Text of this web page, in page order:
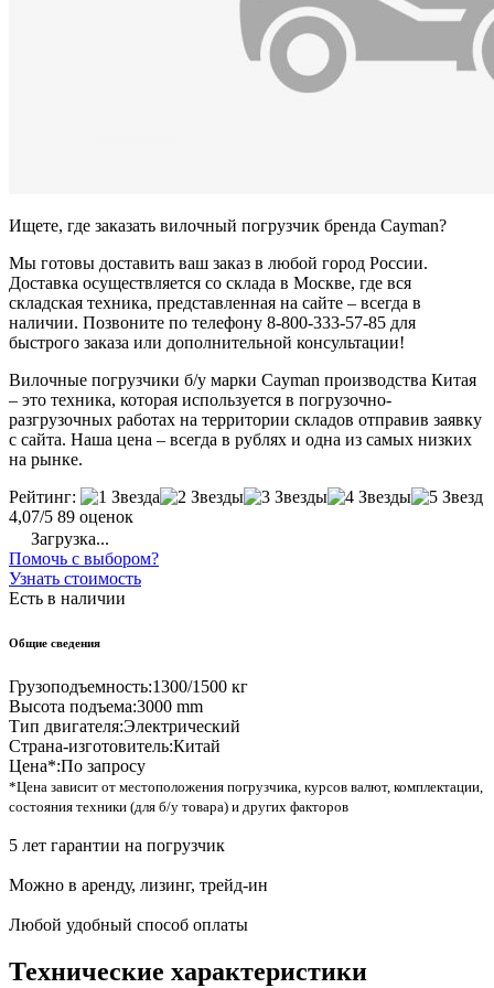
Ищете, где заказать вилочный погрузчик бренда Cayman?
Мы готовы доставить ваш заказ в любой город России.
Доставка осуществляется со склада в Москве, где вся
складская техника, представленная на сайте – всегда в
наличии. Позвоните по телефону 8-800-333-57-85 для
быстрого заказа или дополнительной консультации!
Вилочные погрузчики б/у марки Cayman производства Китая
– это техника, которая используется в погрузочно-
разгрузочных работах на территории складов отправив заявку
с сайта. Наша цена – всегда в рублях и одна из самых низких
на рынке.
Рейтинг:
4,07/5 89 оценок
Загрузка...
Помочь с выбором?
Узнать стоимость
Есть в наличии
Общие сведения
Грузоподъемность:1300/1500 кг
Высота подъема:3000 mm
Тип двигателя:Электрический
Страна-изготовитель:Китай
Цена*:По запросу
*Цена зависит от местоположения погрузчика, курсов валют, комплектации,
состояния техники (для б/у товара) и других факторов
5 лет гарантии на погрузчик
Можно в аренду, лизинг, трейд-ин
Любой удобный способ оплаты
Технические характеристики